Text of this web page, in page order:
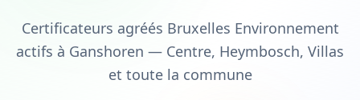
Certificateurs agréés Bruxelles Environnement
actifs à Ganshoren — Centre, Heymbosch, Villas
et toute la commune